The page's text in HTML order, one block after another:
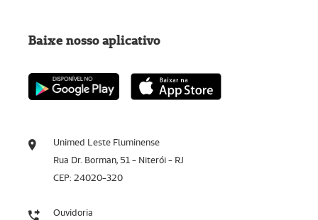
Unimed Leste Fluminense
Rua Dr. Borman, 51 - Niterói - RJ
CEP: 24020-320
Ouvidoria
Baixe nosso aplicativo